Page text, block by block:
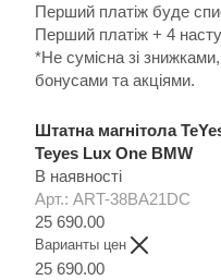
Перший платіж буде
Перший платіж + 4
*Не сумісна зі
бонусами та акціями.
Штатна магнітола
Teyes Lux One BMW
В наявності
Арт.: ART-38BA21DC
25 690.00
Варианты цен
25 690.00